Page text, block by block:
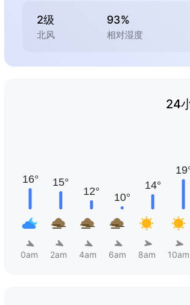
2级
北风
93%
相对湿度
24
0am 2am 4am 6am 8am 10am